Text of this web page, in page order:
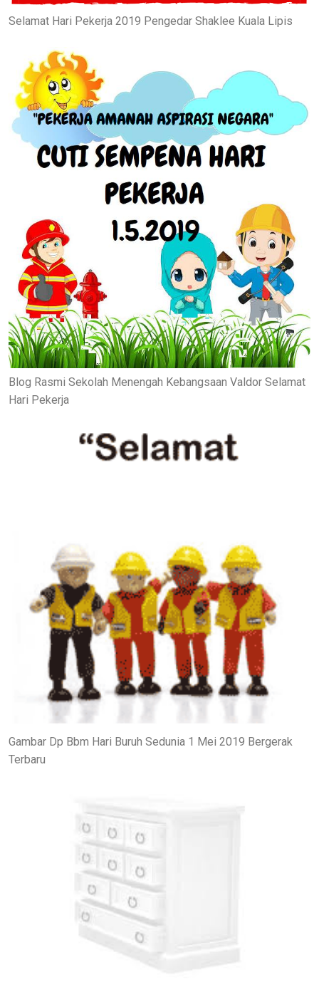
Selamat Hari Pekerja 2019 Pengedar Shaklee Kuala Lipis
Blog Rasmi Sekolah Menengah Kebangsaan Valdor Selamat
Hari Pekerja
Gambar Dp Bbm Hari Buruh Sedunia 1 Mei 2019 Bergerak
Terbaru